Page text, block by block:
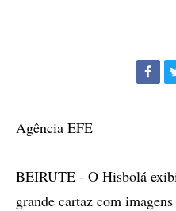
Agência EFE
BEIRUTE - O Hisbolá
grande cartaz com